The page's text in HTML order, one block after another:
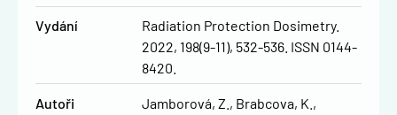
Vydání
Radiation Protection Dosimetry.
2022, 198(9-11), 532-536. ISSN 0144-
8420.
Autoři Jamborová, Z.
Brabcova, K.